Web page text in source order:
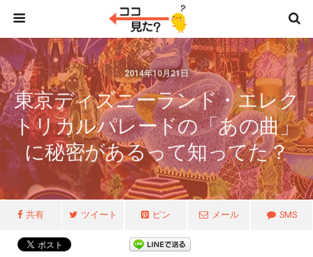
2014年10月21日
東京ディズニーランド・エレク
トリカルパレードの「あの曲」
に秘密があるって知ってた？
共有 ツイート ピン メール SMS